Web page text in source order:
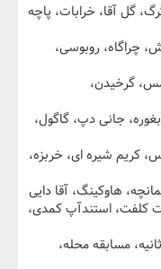
گل آقا، خرابات، پاچه
چراگاه، روبوسی،
گرخیدن،
جانی دپ، گاگول،
کریم شیره ای، خربزه،
کلفت، استندآپ کمدی،
مسابقه محله،